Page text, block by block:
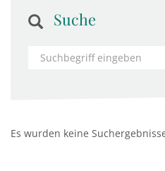
Suche
Es wurden keine